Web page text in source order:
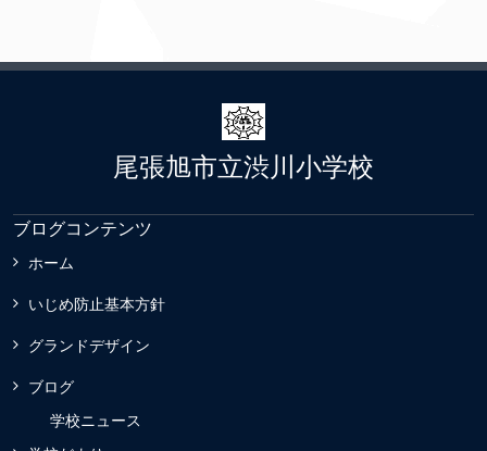
尾張旭市立渋川小学校
ブログコンテンツ
ホーム
いじめ防止基本方針
グランドデザイン
ブログ
学校ニュース